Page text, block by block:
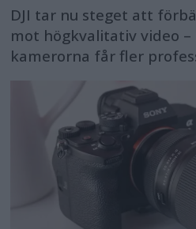
DJI tar nu steget att
mot högkvalitativ video
kamerorna får fler